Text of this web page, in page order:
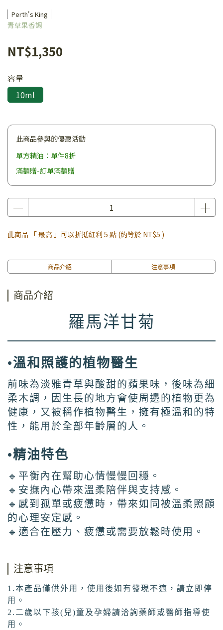
Perth's King
青草果香調
NT$1,350
容量
10ml
此商品參與的優惠活動
單方精油：單件8折
滿額贈-訂單滿額贈
此商品 「 最高 」可以折抵紅利 5 點 (約等於 NT$5 )
商品介紹 注意事項
商品介紹
羅馬洋甘菊
•溫和照護的植物醫生
前味為淡雅青草與酸甜的蘋果味，後味為細
柔木調，因生長的地方會使周邊的植物更為
健康，又被稱作植物醫生，擁有極溫和的特
性，能用於全部年齡層的人。
•精油特色
🔹平衡內在幫助心情慢慢回穩。
🔹安撫內心帶來溫柔陪伴與支持感。
🔹感到孤單或疲憊時，帶來如同被溫柔照顧
的心理安定感。
🔹適合在壓力、疲憊或需要放鬆時使用。
注意事項
1.本產品僅供外用，使用後如有發現不適，請立即停
用。
2.二歲以下孩(兒)童及孕婦請洽詢藥師或醫師指導使
用。